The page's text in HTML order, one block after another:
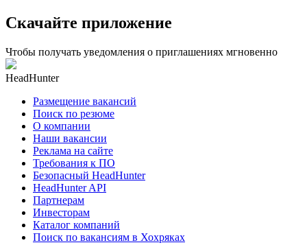
Скачайте приложение
Чтобы получать уведомления о приглашениях мгновенно
HeadHunter
Размещение вакансий
Поиск по резюме
О компании
Наши вакансии
Реклама на сайте
Требования к ПО
Безопасный HeadHunter
HeadHunter API
Партнерам
Инвесторам
Каталог компаний
Поиск по вакансиям в Хохряках